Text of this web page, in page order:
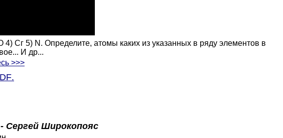
Сг 5) N. Определите, атомы каких из указанных в ряду элементов в
И др...
>>>
.
Сергей Широкопояс